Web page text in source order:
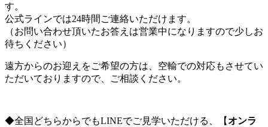
す。
公式ラインでは24時間ご連絡いただけます。
（お問い合わせ頂いたお答えは営業中になりますので少しお
待ちください）
遠方からのお迎えをご希望の方は、空輸での対応もさせてい
ただいておりますので、ご相談ください。
◆全国どちらからでもLINEでご見学いただける、【オンラ